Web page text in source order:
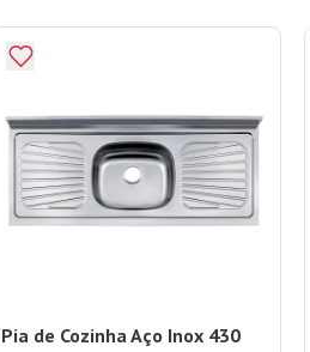
Pia de Cozinha Aço Inox 430